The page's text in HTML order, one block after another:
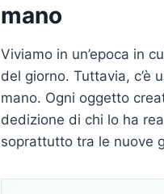
mano
Viviamo in un’epoca in
del giorno. Tuttavia, c’è
mano. Ogni oggetto
dedizione di chi lo ha
soprattutto tra le nuove